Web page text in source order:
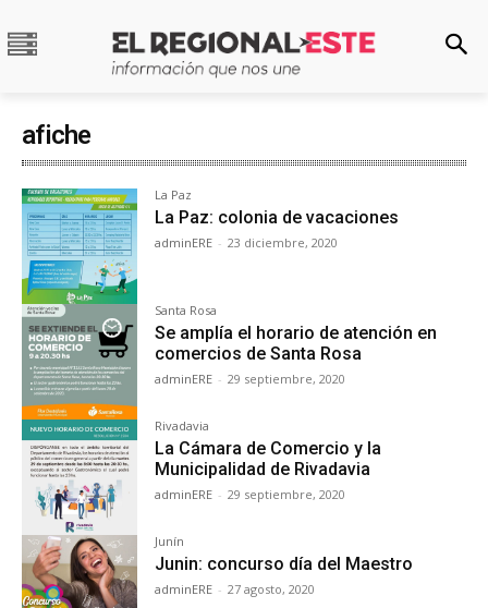
afiche
La Paz
La Paz: colonia de vacaciones
adminERE - 23 diciembre, 2020
Santa Rosa
Se amplía el horario de atención en
comercios de Santa Rosa
adminERE - 29 septiembre, 2020
Rivadavia
La Cámara de Comercio y la
Municipalidad de Rivadavia
adminERE - 29 septiembre, 2020
Junín
Junin: concurso día del Maestro
adminERE - 27 agosto, 2020